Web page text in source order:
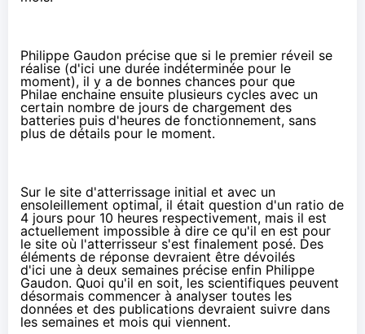
Philippe Gaudon précise que si le premier réveil se
réalise (d'ici une durée indéterminée pour le
moment), il y a de bonnes chances pour que
Philae enchaine ensuite plusieurs cycles avec un
certain nombre de jours de chargement des
batteries puis d'heures de fonctionnement, sans
plus de détails pour le moment.
Sur le site d'atterrissage initial et avec un
ensoleillement optimal, il était question d'un ratio de
4 jours pour 10 heures respectivement, mais il est
actuellement impossible à dire ce qu'il en est pour
le site où l'atterrisseur s'est finalement posé. Des
éléments de réponse devraient être dévoilés
d'ici une à deux semaines précise enfin Philippe
Gaudon. Quoi qu'il en soit, les scientifiques peuvent
désormais commencer à analyser toutes les
données et des publications devraient suivre dans
les semaines et mois qui viennent.